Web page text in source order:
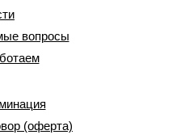
вопросы
(оферта)